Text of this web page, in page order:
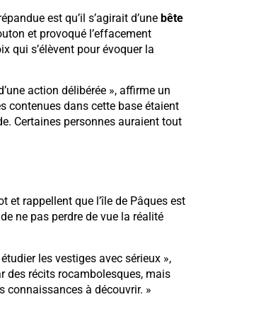
est qu’il s’agirait d’une bête
et provoqué l’effacement
qui s’élèvent pour évoquer la
action délibérée », affirme un
contenues dans cette base étaient
Certaines personnes auraient tout
et rappellent que l’île de Pâques est
ne pas perdre de vue la réalité
les vestiges avec sérieux »,
des récits rocambolesques, mais
connaissances à découvrir. »